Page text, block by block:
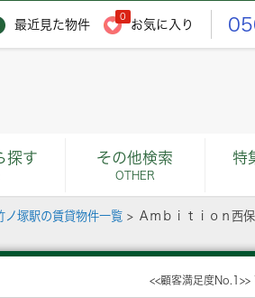
最近見た物件
0
お気に入り
探す その他検索
OTHER
特
ノ塚駅の賃貸物件一覧 > Ａｍｂｉｔｉｏｎ西
<<顧客満足度No.1>>